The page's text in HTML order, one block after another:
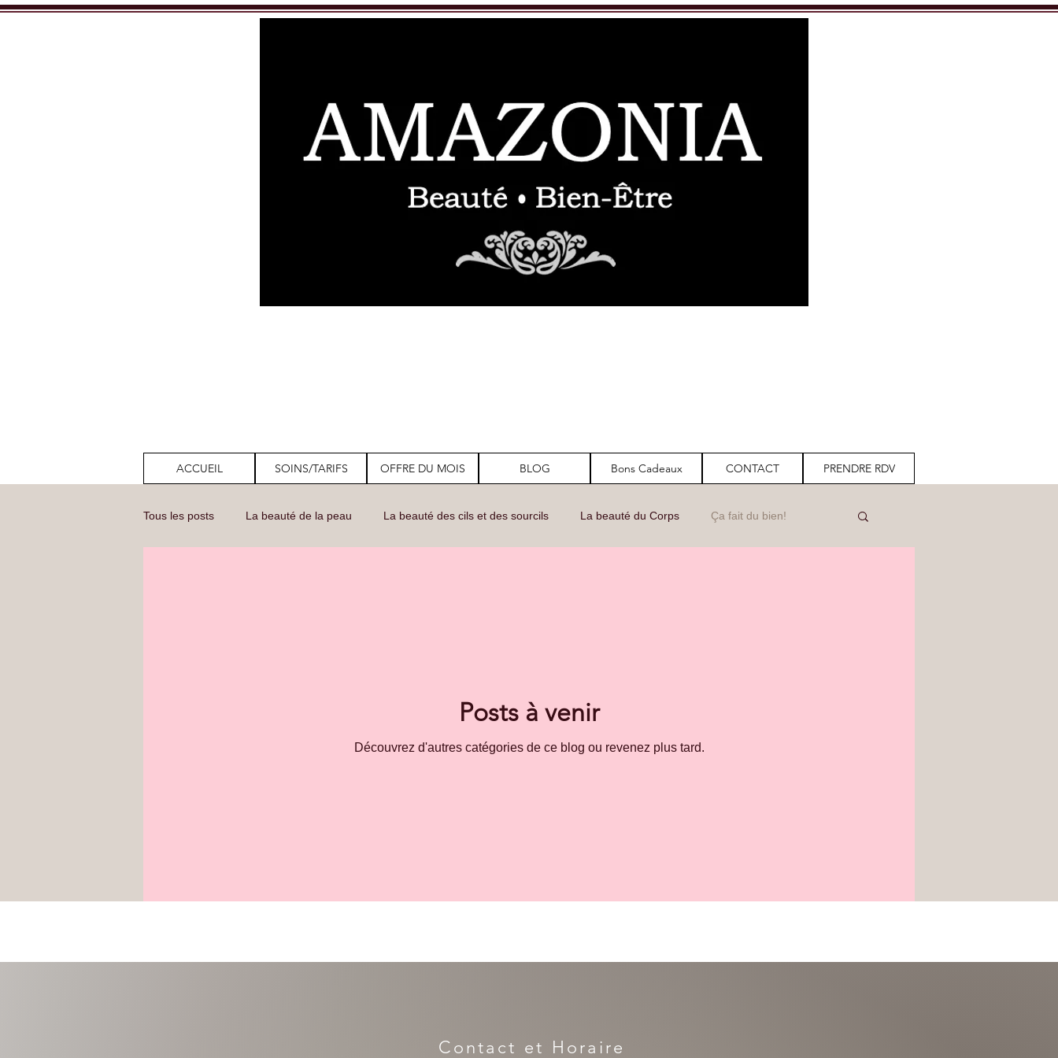
ACCUEIL SOINS/TARIFS OFFRE DU MOIS BLOG Bons Cadeaux CONTACT PRENDRE RDV
Tous les posts La beauté de la peau La beauté des cils et des sourcils La beauté du Corps Ça fait du bien!
Posts à venir
Découvrez d'autres catégories de ce blog ou revenez plus tard.
Contact et Horaire